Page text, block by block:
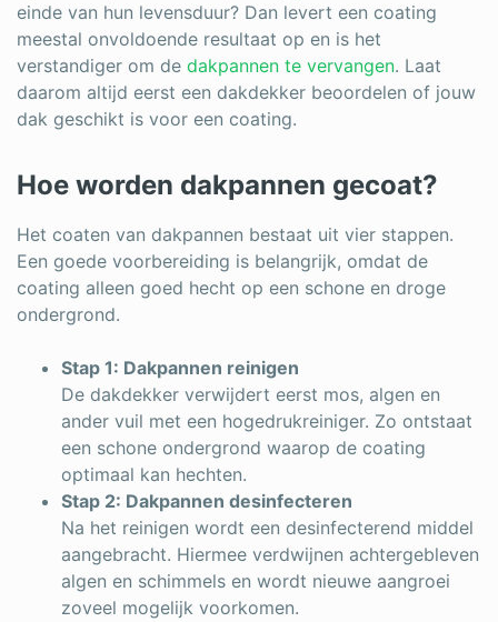
einde van hun levensduur? Dan levert een coating
meestal onvoldoende resultaat op en is het
verstandiger om de dakpannen te vervangen. Laat
daarom altijd eerst een dakdekker beoordelen of jouw
dak geschikt is voor een coating.
Hoe worden dakpannen gecoat?
Het coaten van dakpannen bestaat uit vier stappen.
Een goede voorbereiding is belangrijk, omdat de
coating alleen goed hecht op een schone en droge
ondergrond.
Stap 1: Dakpannen reinigen
De dakdekker verwijdert eerst mos, algen en
ander vuil met een hogedrukreiniger. Zo ontstaat
een schone ondergrond waarop de coating
optimaal kan hechten.
Stap 2: Dakpannen desinfecteren
Na het reinigen wordt een desinfecterend middel
aangebracht. Hiermee verdwijnen achtergebleven
algen en schimmels en wordt nieuwe aangroei
zoveel mogelijk voorkomen.